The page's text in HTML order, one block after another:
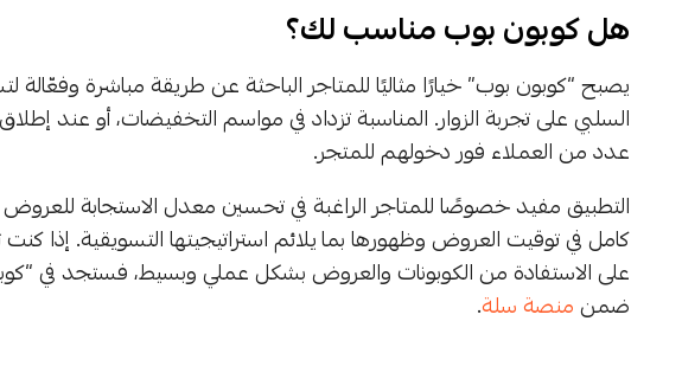
هل كوبون بوب مناسب لك؟
يصبح “كوبون بوب” خيارًا مثاليًا للمتاجر الباحثة عن طريقة مباشرة وفعّالة
السلبي على تجربة الزوار. المناسبة تزداد في مواسم التخفيضات، أو عند
عدد من العملاء فور دخولهم للمتجر.
التطبيق مفيد خصوصًا للمتاجر الراغبة في تحسين معدل الاستجابة
كامل في توقيت العروض وظهورها بما يلائم استراتيجيتها التسويقية. إذا
على الاستفادة من الكوبونات والعروض بشكل عملي وبسيط، فستجد في
ضمنمنصة سلة.